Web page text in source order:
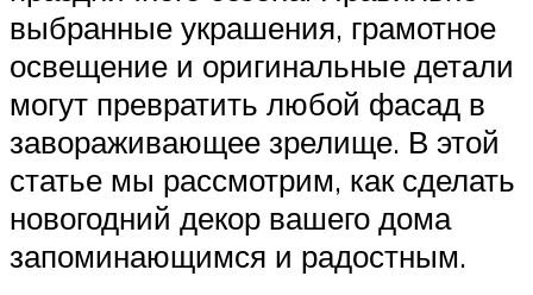
выбранные украшения, грамотное
освещение и оригинальные детали
могут превратить любой фасад в
завораживающее зрелище. В этой
статье мы рассмотрим, как сделать
новогодний декор вашего дома
запоминающимся и радостным.